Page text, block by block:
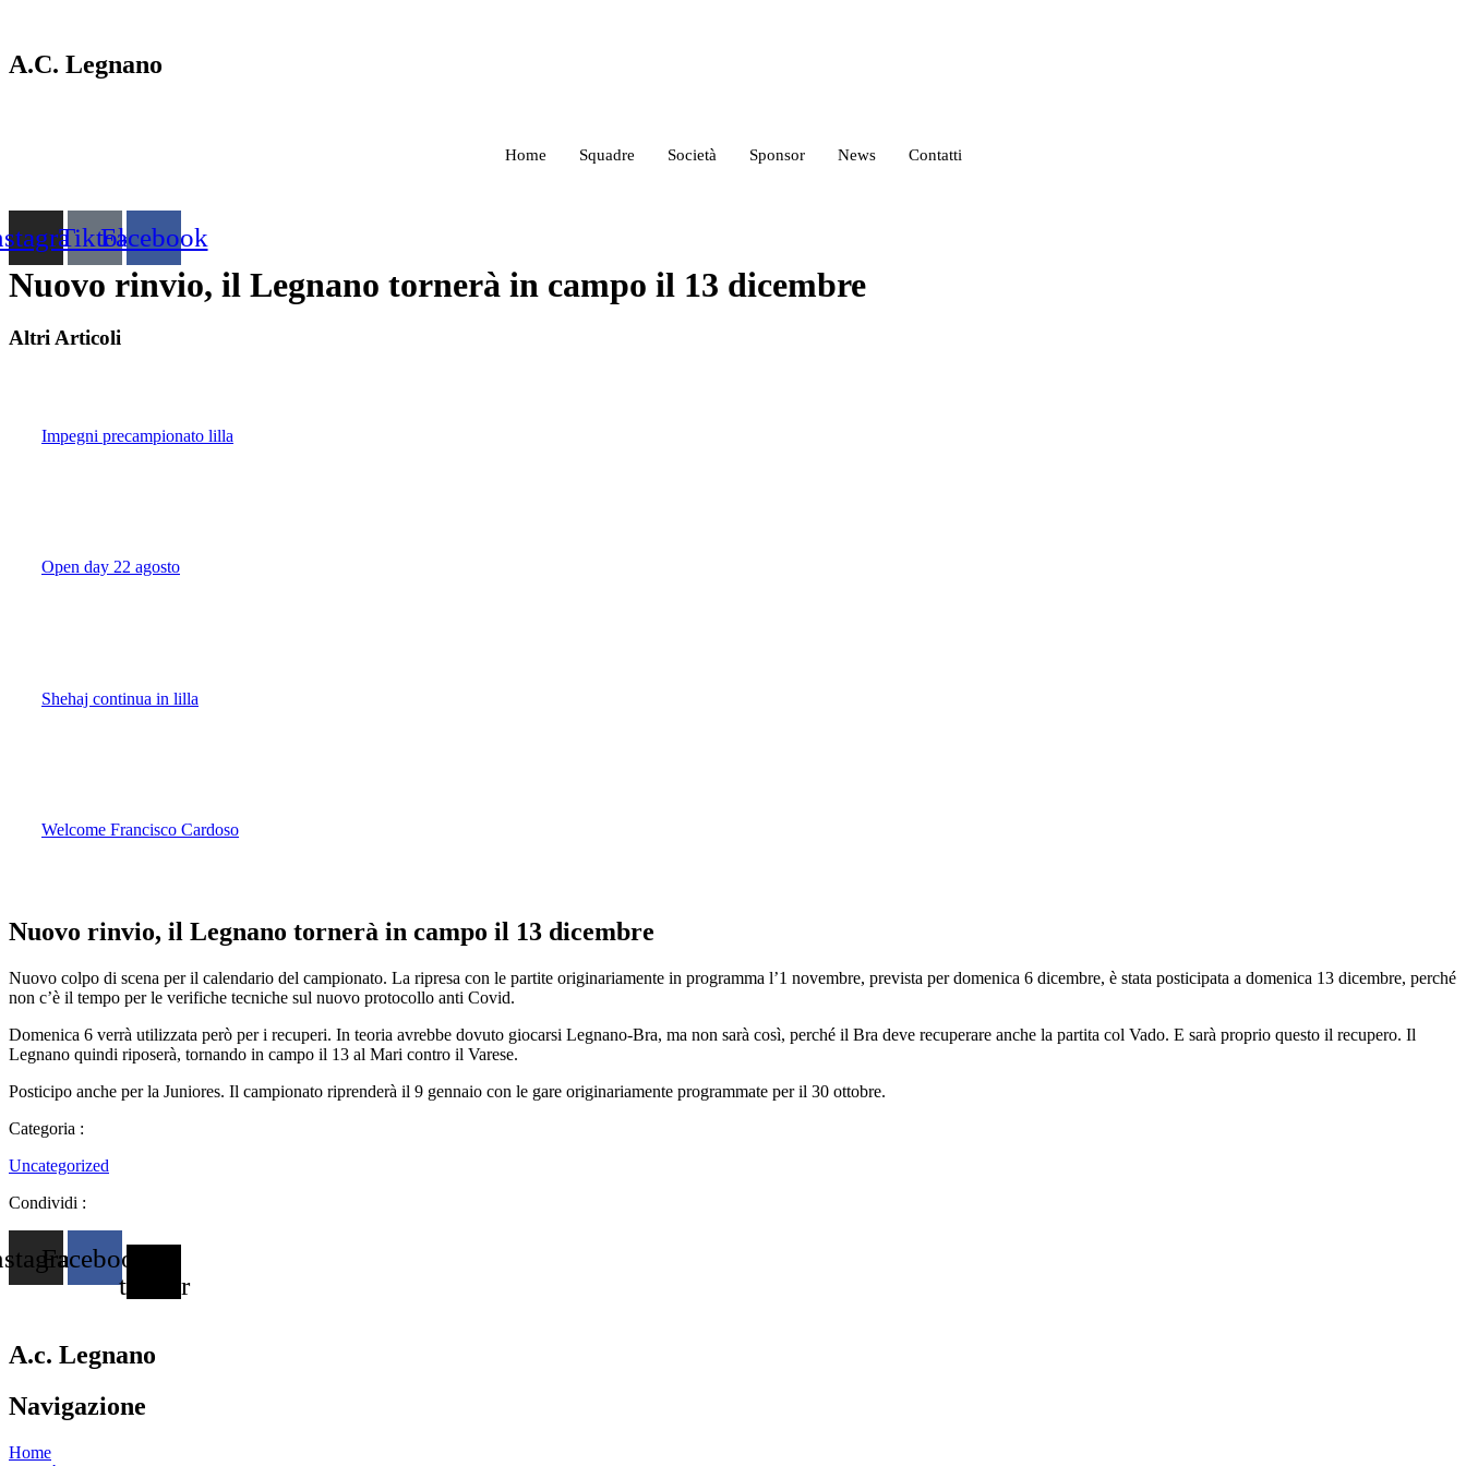
contenuto
A.C. Legnano
Home Squadre Società Sponsor News Contatti
TiktokFacebook
Nuovo rinvio, il Legnano tornerà in campo il 13 dicembre
Altri Articoli
Impegni precampionato lilla
Open day 22 agosto
Shehaj continua in lilla
Welcome Francisco Cardoso
Nuovo rinvio, il Legnano tornerà in campo il 13 dicembre
Nuovo colpo di scena per il calendario del campionato. La ripresa con le partite originariamente in programma l’1 novembre, prevista per domenica 6 dicembre, è stata posticipata a domenica 13 dicembre, perché
non c’è il tempo per le verifiche tecniche sul nuovo protocollo anti Covid.
Domenica 6 verrà utilizzata però per i recuperi. In teoria avrebbe dovuto giocarsi Legnano-Bra, ma non sarà così, perché il Bra deve recuperare anche la partita col Vado. E sarà proprio questo il recupero. Il
Legnano quindi riposerà, tornando in campo il 13 al Mari contro il Varese.
Posticipo anche per la Juniores. Il campionato riprenderà il 9 gennaio con le gare originariamente programmate per il 30 ottobre.
Categoria :
Uncategorized
Condividi :
Facebook
twitter
A.c. Legnano
Navigazione
Home